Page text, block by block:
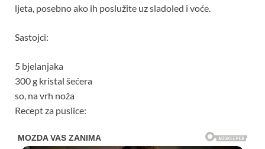
ljeta, posebno ako ih poslužite uz sladoled i voće.
Sastojci:
5 bjelanjaka
300 g kristal šećera
so, na vrh noža
Recept za puslice: